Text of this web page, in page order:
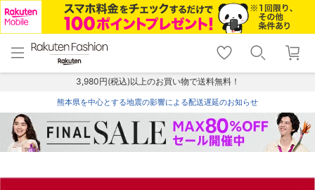
menu home
トップ
shopping_cart lock_outline
ログイン
3,980円(税込)以上のお買い物で送料無料！
熊本県を中心とする地震の影響による配送遅延のお知らせ